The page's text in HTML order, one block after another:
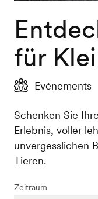
für
Evénements
Schenken Sie
Erlebnis, voller
unvergesslichen
Tieren.
Zeitraum